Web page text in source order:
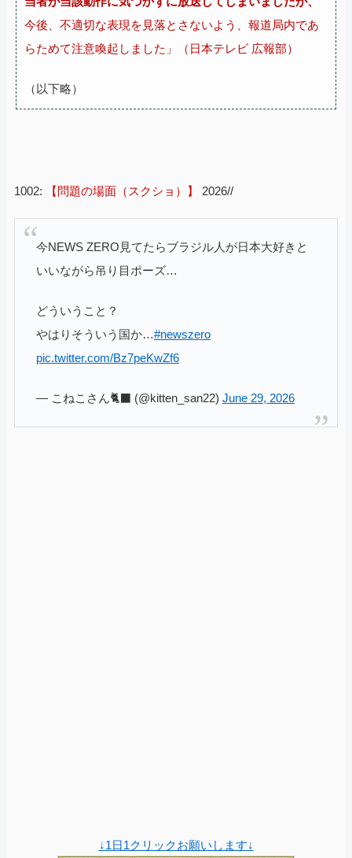
今後、不適切な表現を見落とさないよう、報道局内であ
らためて注意喚起しました」（日本テレビ 広報部）
（以下略）
1002: 【問題の場面（スクショ）】 2026//
今NEWS ZERO見てたらブラジル人が日本大好きと
いいながら吊り目ポーズ…
どういうこと？
やはりそういう国か…#newszero
pic.twitter.com/Bz7peKwZf6
— こねこさん🐈‍⬛ (@kitten_san22) June 29, 2026
↓1日1クリックお願いします↓